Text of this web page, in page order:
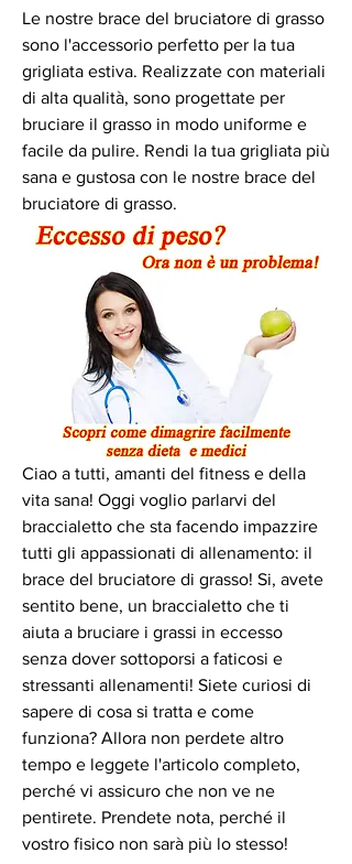
Le nostre brace del bruciatore di grasso
sono l'accessorio perfetto per la tua
grigliata estiva. Realizzate con materiali
di alta qualità, sono progettate per
bruciare il grasso in modo uniforme e
facile da pulire. Rendi la tua grigliata più
sana e gustosa con le nostre brace del
bruciatore di grasso.
Ciao a tutti, amanti del fitness e della
vita sana! Oggi voglio parlarvi del
braccialetto che sta facendo impazzire
tutti gli appassionati di allenamento: il
brace del bruciatore di grasso! Si, avete
sentito bene, un braccialetto che ti
aiuta a bruciare i grassi in eccesso
senza dover sottoporsi a faticosi e
stressanti allenamenti! Siete curiosi di
sapere di cosa si tratta e come
funziona? Allora non perdete altro
tempo e leggete l'articolo completo,
perché vi assicuro che non ve ne
pentirete. Prendete nota, perché il
vostro fisico non sarà più lo stesso!